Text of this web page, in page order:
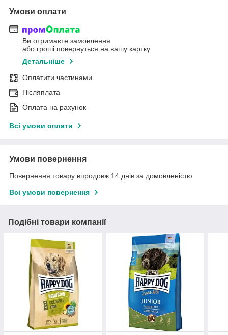
Умови оплати
Ви отримаєте замовлення
або гроші повернуться на вашу картку
Детальніше
Оплатити частинами
Післяплата
Оплата на рахунок
Всі умови оплати
Умови повернення
Повернення товару впродовж 14 днів за домовленістю
Всі умови повернення
Подібні товари компанії